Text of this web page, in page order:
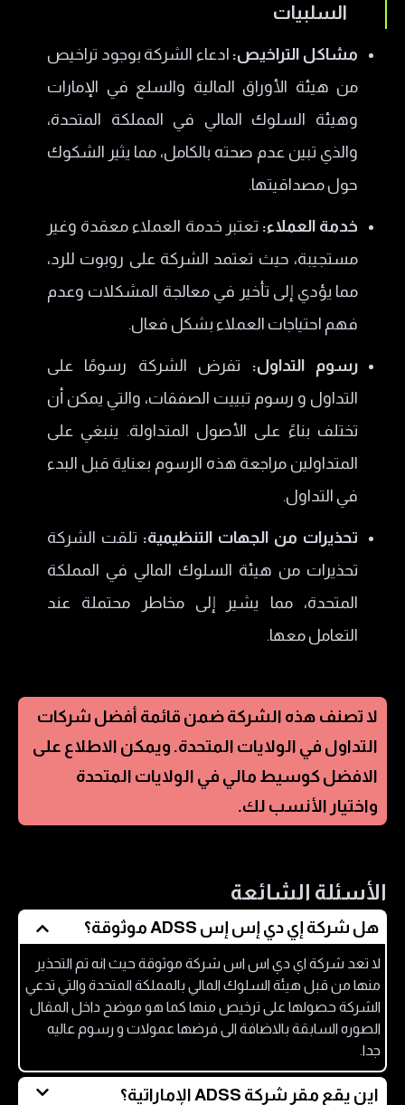
السلبيات
مشاكل التراخيص: ادعاء الشركة بوجود تراخيص
من هيئة الأوراق المالية والسلع في الإمارات
وهيئة السلوك المالي في المملكة المتحدة،
والذي تبين عدم صحته بالكامل، مما يثير الشكوك
حول مصداقيتها.
خدمة العملاء: تعتبر خدمة العملاء معقدة وغير
مستجيبة، حيث تعتمد الشركة على روبوت للرد،
مما يؤدي إلى تأخير في معالجة المشكلات وعدم
فهم احتياجات العملاء بشكل فعال.
رسوم التداول: تفرض الشركة رسومًا على
التداول و رسوم تبييت الصفقات، والتي يمكن أن
تختلف بناءً على الأصول المتداولة. ينبغي على
المتداولين مراجعة هذه الرسوم بعناية قبل البدء
في التداول.
تحذيرات من الجهات التنظيمية: تلقت الشركة
تحذيرات من هيئة السلوك المالي في المملكة
المتحدة، مما يشير إلى مخاطر محتملة عند
التعامل معها.
لا تصنف هذه الشركة ضمن قائمة أفضل شركات
التداول في الولايات المتحدة. ويمكن الاطلاع على
الافضل كوسيط مالي في الولايات المتحدة
واختيار الأنسب لك.
الأسئلة الشائعة
هل شركة إي دي إس إس ADSS موثوقة؟
لا تعد شركة اي دي اس اس شركة موثوقة حيث انه تم التحذير
منها من قبل هيئة السلوك المالي بالمملكة المتحدة والتي تدعي
الشركة حصولها على ترخيص منها كما هو موضح داخل المقال
الصوره السابقة بالاضافة الى فرضها عمولات و رسوم عاليه
جدا.
اين يقع مقر شركة ADSS الإماراتية؟